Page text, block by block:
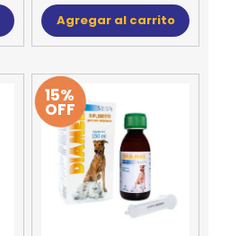
Agregar al carrito
15%
OFF